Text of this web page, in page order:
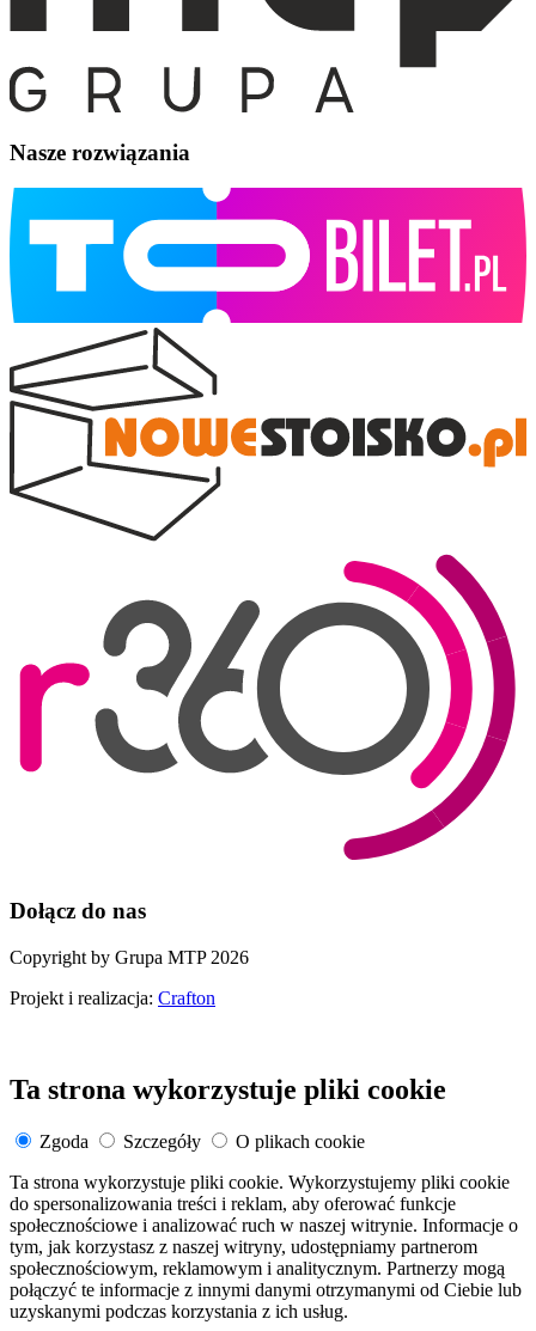
Nasze rozwiązania
Dołącz do nas
Copyright by Grupa MTP 2026
Projekt i realizacja: Crafton
Ta strona wykorzystuje pliki cookie
Zgoda Szczegóły
O plikach cookie
Ta strona wykorzystuje pliki cookie. Wykorzystujemy pliki cookie
do spersonalizowania treści i reklam, aby oferować funkcje
społecznościowe i analizować ruch w naszej witrynie. Informacje o
tym, jak korzystasz z naszej witryny, udostępniamy partnerom
społecznościowym, reklamowym i analitycznym. Partnerzy mogą
połączyć te informacje z innymi danymi otrzymanymi od Ciebie lub
uzyskanymi podczas korzystania z ich usług.